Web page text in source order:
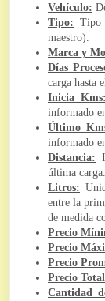
Vehículo:
Tipo: Tipo
maestro).
Marca y
Días
carga hasta
Inicia Kms:
informado
Último
informado
Distancia:
última carga.
Litros:
entre la
de medida
Precio
Precio
Precio
Precio
Cantidad